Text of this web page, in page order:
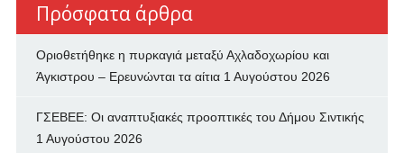
Πρόσφατα άρθρα
Οριοθετήθηκε η πυρκαγιά μεταξύ Αχλαδοχωρίου και
Άγκιστρου – Ερευνώνται τα αίτια 1 Αυγούστου 2026
ΓΣΕΒΕΕ: Οι αναπτυξιακές προοπτικές του Δήμου Σιντικής
1 Αυγούστου 2026